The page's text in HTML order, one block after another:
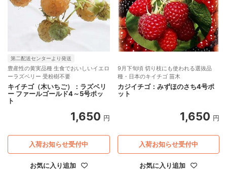
第二配送センターより発送
豊産性の黄実品種 生食でおいしいイエロ
ーラズベリー 受粉樹不要
キイチゴ（木いちご）：ラズベリ
ー ファールゴールド4～5号ポッ
ト
1,650 円
お気に入り追加
入荷お知らせ受付中
9月下旬頃 切り枝にも使われる選抜品
種・日本のキイチゴ 苗木
カジイチゴ：みずほのさち4号ポ
ット
1,650 円
お気に入り追加
入荷お知らせ受付中